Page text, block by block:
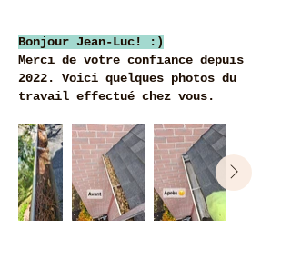
Bonjour Jean-Luc! :)
Merci de votre confiance depuis
2022. Voici quelques photos du
travail effectué chez vous.